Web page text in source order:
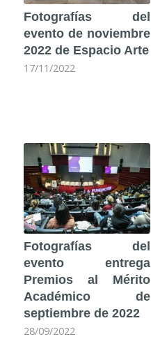
Fotografías del
evento de noviembre
2022 de Espacio Arte
17/11/2022
Fotografías del
evento entrega
Premios al Mérito
Académico de
septiembre de 2022
28/09/2022